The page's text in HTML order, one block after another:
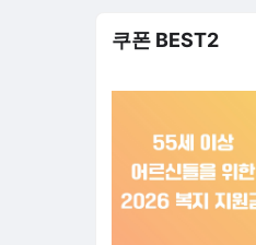
쿠폰 BEST2